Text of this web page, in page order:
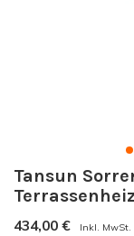
Tansun
434,00 € Inkl. MwSt.